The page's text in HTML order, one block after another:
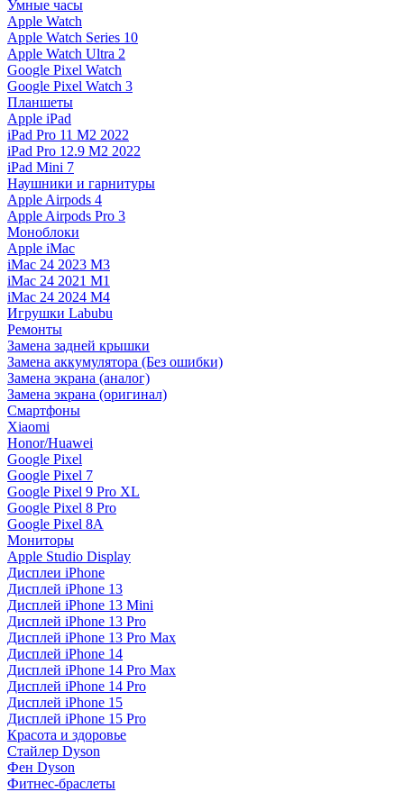
Умные часы
Apple Watch
Apple Watch Series 10
Apple Watch Ultra 2
Google Pixel Watch
Google Pixel Watch 3
Планшеты
Apple iPad
iPad Pro 11 M2 2022
iPad Pro 12.9 M2 2022
iPad Mini 7
Наушники и гарнитуры
Apple Airpods 4
Apple Airpods Pro 3
Моноблоки
Apple iMac
iMac 24 2023 M3
iMac 24 2021 M1
iMac 24 2024 M4
Игрушки Labubu
Ремонты
Замена задней крышки
Замена аккумулятора (Без ошибки)
Замена экрана (аналог)
Замена экрана (оригинал)
Смартфоны
Xiaomi
Honor/Huawei
Google Pixel
Google Pixel 7
Google Pixel 9 Pro XL
Google Pixel 8 Pro
Google Pixel 8A
Мониторы
Apple Studio Display
Дисплеи iPhone
Дисплей iPhone 13
Дисплей iPhone 13 Mini
Дисплей iPhone 13 Pro
Дисплей iPhone 13 Pro Max
Дисплей iPhone 14
Дисплей iPhone 14 Pro Max
Дисплей iPhone 14 Pro
Дисплей iPhone 15
Дисплей iPhone 15 Pro
Красота и здоровье
Стайлер Dyson
Фен Dyson
Фитнес-браслеты